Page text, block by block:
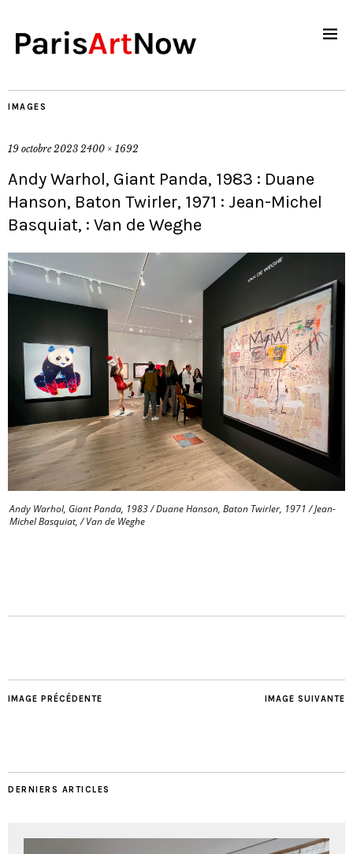
IMAGES
19 octobre 2023 2400 × 1692
Andy Warhol, Giant Panda, 1983 : Duane
Hanson, Baton Twirler, 1971 : Jean-Michel
Basquiat, : Van de Weghe
Andy Warhol, Giant Panda, 1983 / Duane Hanson, Baton Twirler, 1971 / Jean-
Michel Basquiat, / Van de Weghe
IMAGE SUIVANTE
IMAGE PRÉCÉDENTE
DERNIERS ARTICLES